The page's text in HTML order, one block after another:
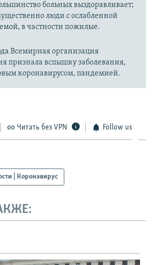
больных выздоравливает;
люди с ослабленной
в частности пожилые.
Всемирная организация
признала вспышку заболевания,
коронавирусом, пандемией.
Читать без VPN Follow us
| Коронавирус